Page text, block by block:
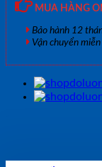
MUA HÀNG
Bảo hành 12
Vận chuyển